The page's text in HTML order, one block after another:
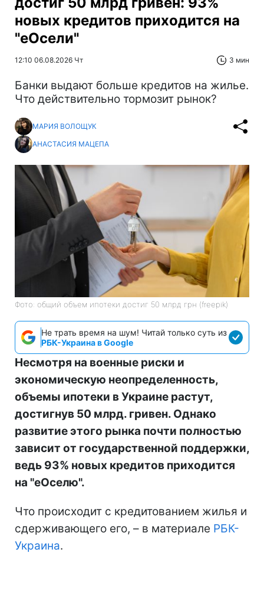
новых кредитов приходится на
"еОсели"
12:10 06.08.2026 Чт 3 мин
Банки выдают больше кредитов на жилье.
Что действительно тормозит рынок?
МАРИЯ ВОЛОЩУК
АНАСТАСИЯ МАЦЕПА
Фото: общий объем ипотеки достиг 50 млрд грн (freepik)
Не трать время на шум! Читай только суть из
РБК-Украина в Google
Несмотря на военные риски и
экономическую неопределенность,
объемы ипотеки в Украине растут,
достигнув 50 млрд. гривен. Однако
развитие этого рынка почти полностью
зависит от государственной поддержки,
ведь 93% новых кредитов приходится
на "еОселю".
Что происходит с кредитованием жилья и
сдерживающего его, – в материале РБК-
Украина.